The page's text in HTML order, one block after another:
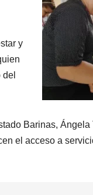
y
Barinas, Ángela
el acceso a